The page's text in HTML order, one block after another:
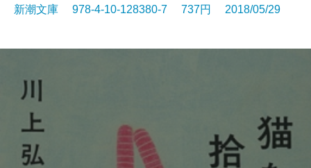
新潮文庫 978-4-10-128380-7 737円 2018/05/29